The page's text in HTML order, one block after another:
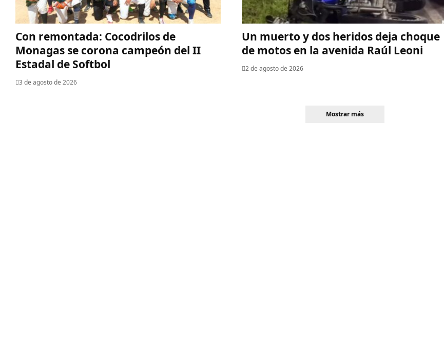
Con remontada: Cocodrilos de
Monagas se corona campeón del II
Estadal de Softbol
3 de agosto de 2026
Un muerto y dos heridos deja choque
de motos en la avenida Raúl Leoni
2 de agosto de 2026
Mostrar más